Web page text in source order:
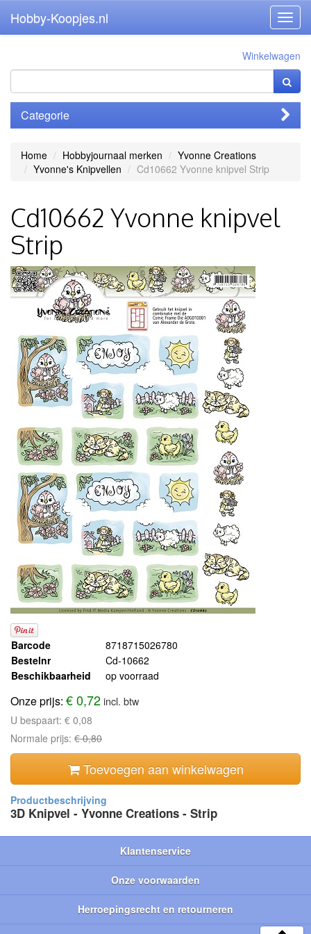
Hobby-Koopjes.nl
Winkelwagen
Categorie
Home Hobbyjournaal merken
Yvonne Creations
Yvonne's Knipvellen
Cd10662 Yvonne knipvel Strip
Cd10662 Yvonne knipvel
Strip
Barcode
8718715026780
Bestelnr
Cd-10662
Beschikbaarheid
op voorraad
Onze prijs: € 0,72incl. btw
U bespaart: € 0,08
Normale prijs: € 0,80
Toevoegen aan winkelwagen
3D Knipvel - Yvonne Creations - Strip
Klantenservice
Onze voorwaarden
Herroepingsrecht en retourneren